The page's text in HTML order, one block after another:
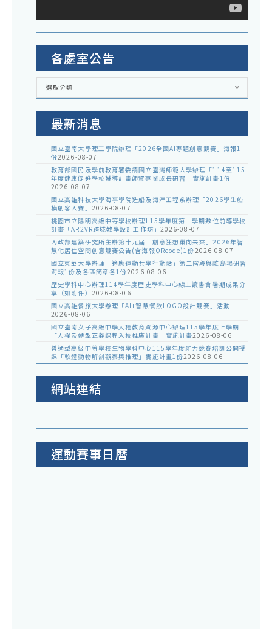
各處室公告
各
室
選取分類
最新消息
國立臺南大學理工學院辦理「2026全國AI專題創意競賽」海報1
份2026-08-07
教育部國民及學前教育署委請國立臺灣師範大學辦理「114至115
年度健康促進學校輔導計畫師資專業成長研習」實施計畫1份
2026-08-07
國立高雄科技大學海事學院造船及海洋工程系辦理「2026學生船
模創客大賽」 2026-08-07
桃園市立陽明高級中等學校辦理115學年度第一學期數位前導學校
計畫「AR2VR跨域教學設計工作坊」 2026-08-07
內政部建築研究所主辦第十九屆「創意狂想巢向未來」2026年智
慧化居住空間創意競賽公告(含海報QRcode)1份2026-08-07
國立東華大學辦理「適應運動共學行動站」第二階段與離島場研習
海報1份及各區簡章各1份2026-08-06
歷史學科中心辦理114學年度歷史學科中心線上讀書會暑期成果分
享（如附件） 2026-08-06
國立高雄餐旅大學辦理「AI+智慧餐飲LOGO設計競賽」活動
2026-08-06
國立臺南女子高級中學人權教育資源中心辦理115學年度上學期
「人權及轉型正義課程入校推廣計畫」實施計畫2026-08-06
普通型高級中等學校生物學科中心115學年度能力競賽培訓公開授
課「軟體動物解剖觀察與推理」實施計畫1份2026-08-06
網站連結
運動賽事日曆